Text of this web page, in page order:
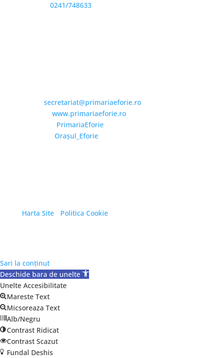
0241/748633
secretariat@primariaeforie.ro
www.primariaeforie.ro
PrimariaEforie
Oraşul_Eforie
Harta Site/ Politica Cookie
Sari la conținut
Deschide bara de unelte
Unelte Accesibilitate
Mareste Text
Micsoreaza Text
Alb/Negru
Contrast Ridicat
Contrast Scazut
Fundal Deshis